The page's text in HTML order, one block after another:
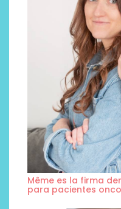
Même es la firma
para pacientes